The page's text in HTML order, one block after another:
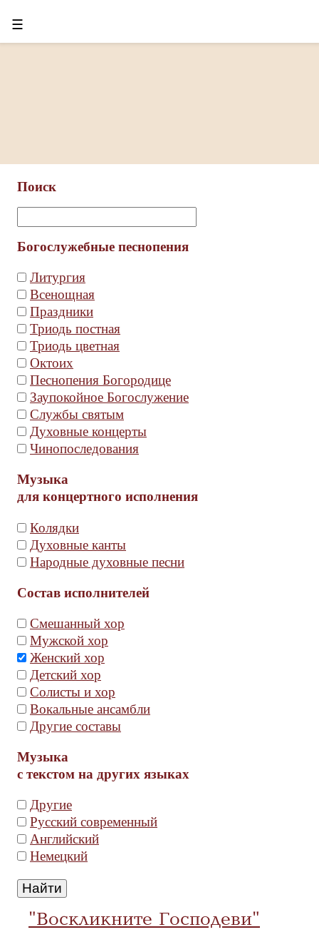
☰
Поиск
Богослужебные песнопения
Литургия
Всенощная
Праздники
Триодь постная
Триодь цветная
Октоих
Песнопения Богородице
Заупокойное Богослужение
Службы святым
Духовные концерты
Чинопоследования
Музыка
для концертного исполнения
Колядки
Духовные канты
Народные духовные песни
Состав исполнителей
Смешанный хор
Мужской хор
Женский хор
Детский хор
Солисты и хор
Вокальные ансамбли
Другие составы
Музыка
с текстом на других языках
Другие
Русский современный
Английский
Немецкий
"Воскликните Господеви"